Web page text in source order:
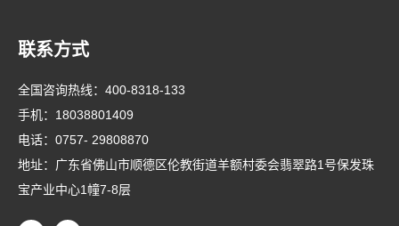
联系方式
全国咨询热线： 400-8318-133
手机： 18038801409
电话： 0757- 29808870
地址：广东省佛山市顺德区伦教街道羊额村委会翡翠路1号保发珠
宝产业中心1幢7-8层